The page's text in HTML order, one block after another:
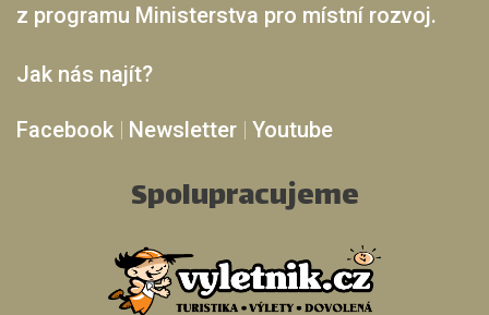
z programu Ministerstva pro místní rozvoj.
Jak nás najít?
Facebook | Newsletter | Youtube
Spolupracujeme